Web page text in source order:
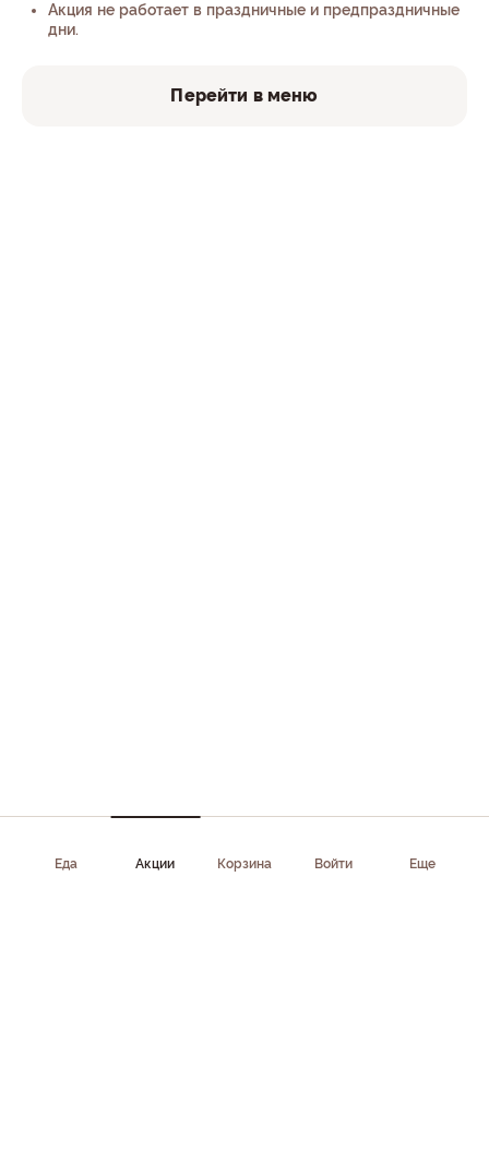
Акция не работает в праздничные и предпраздничные
дни.
Перейти в меню
Еда Акции Корзина Войти Еще